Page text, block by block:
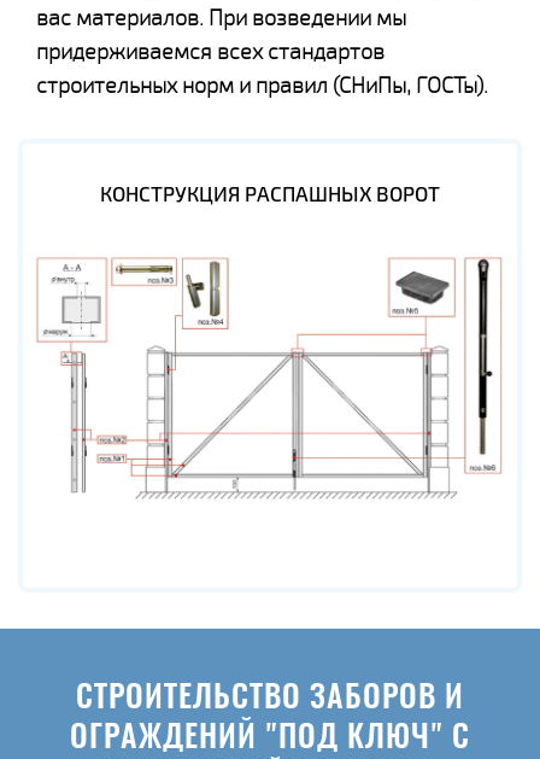
вас материалов. При возведении мы
придерживаемся всех стандартов
строительных норм и правил (СНиПы, ГОСТы).
КОНСТРУКЦИЯ РАСПАШНЫХ ВОРОТ
СТРОИТЕЛЬСТВО ЗАБОРОВ И
ОГРАЖДЕНИЙ "ПОД КЛЮЧ" С